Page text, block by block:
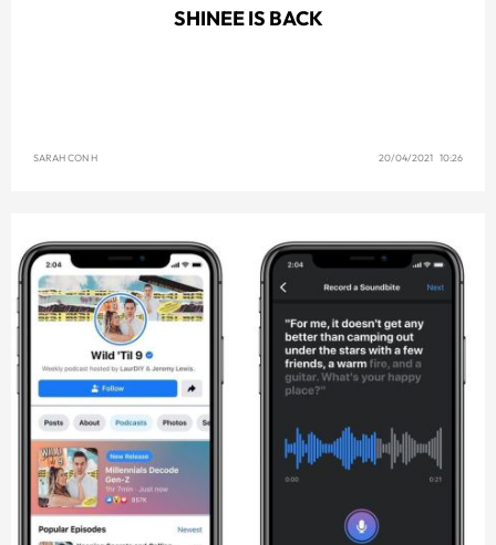
SHINEE IS BACK
SARAH CON H 20/04/2021 10:26